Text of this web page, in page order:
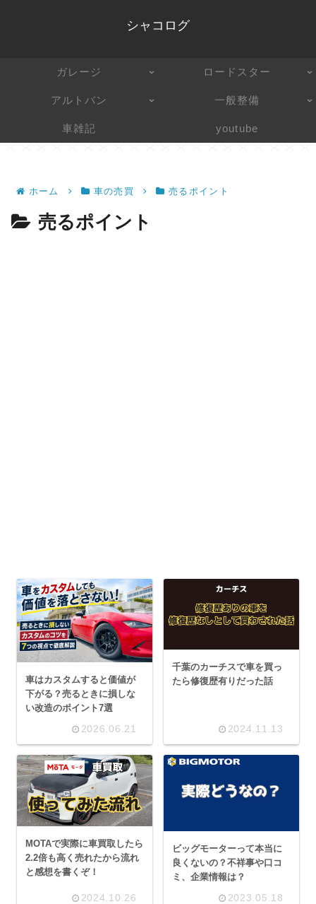
シャコログ
ガレージ ロードスター
アルトバン 一般整備
車雑記 youtube
ホーム 車の売買 売るポイント
売るポイント
車はカスタムすると価値が
下がる？売るときに損しな
い改造のポイント7選
2026.06.21
千葉のカーチスで車を買っ
たら修復歴有りだった話
2024.11.13
MOTAで実際に車買取したら
2.2倍も高く売れたから流れ
と感想を書くぞ！
2024.10.26
ビッグモーターって本当に
良くないの？不祥事や口コ
ミ、企業情報は？
2023.05.18